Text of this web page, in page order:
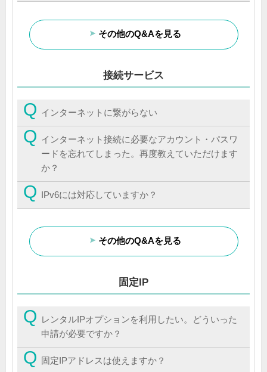
その他のQ&Aを見る
接続サービス
インターネットに繋がらない
インターネット接続に必要なアカウント・パスワ
ードを忘れてしまった。再度教えていただけます
か？
IPv6には対応していますか？
その他のQ&Aを見る
固定IP
レンタルIPオプションを利用したい。どういった
申請が必要ですか？
固定IPアドレスは使えますか？